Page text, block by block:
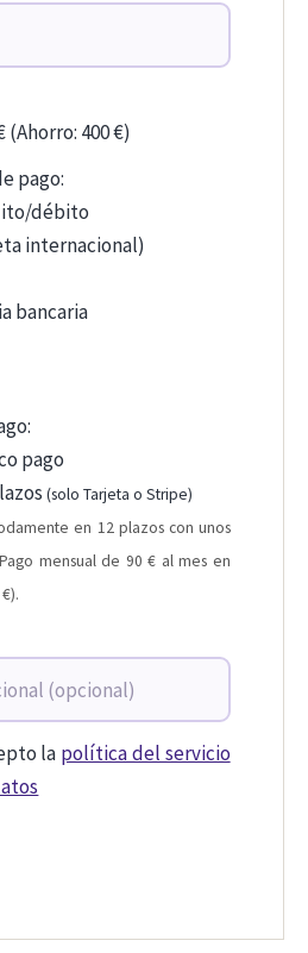
(Ahorro: 400 €)
pago:
débito
internacional)
bancaria
pago
(solo Tarjeta o Stripe)
en 12 plazos con unos
mensual de 90 € al mes en
la política del servicio